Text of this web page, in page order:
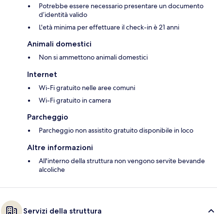
Potrebbe essere necessario presentare un documento
d’identità valido
L'età minima per effettuare il check-in è 21 anni
Animali domestici
Non si ammettono animali domestici
Internet
Wi-Fi gratuito nelle aree comuni
Wi-Fi gratuito in camera
Parcheggio
Parcheggio non assistito gratuito disponibile in loco
Altre informazioni
All'interno della struttura non vengono servite bevande
alcoliche
Servizi della struttura